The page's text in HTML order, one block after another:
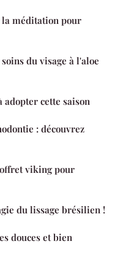
la méditation pour
du visage à l'aloe
adopter cette saison
: découvrez
viking pour
du lissage brésilien !
douces et bien